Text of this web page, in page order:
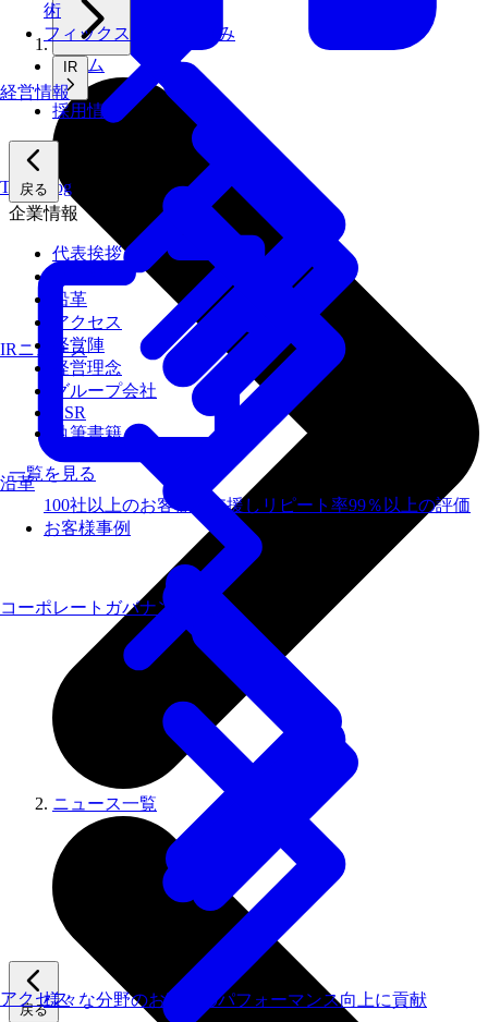
Tech Blog
IRニュース
IR
採用情報
戻る
企業情報
代表挨拶
沿革
アクセス
経営陣
経営理念
グループ会社
CSR
執筆書籍
一覧を見る
戻る
沿革
アクセス
術
フィックスターズの​強み
100社以上のお客様を支援しリピート率99％以上の評価
お客様事例
様々な分野のお客様のパフォーマンス向上に貢献
経営情報
コーポレートガバナンス
ホーム
ニュース一覧